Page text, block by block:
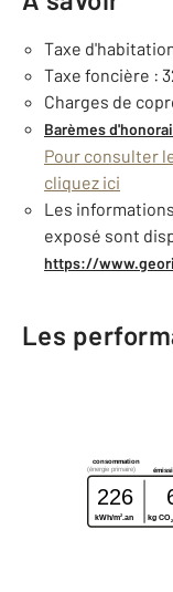
Taxe
Taxe foncière :
Charges de
Barèmes
Pour consulter
cliquez ici
Les
exposé sont
https://
Les
consommation
(énergie primaire)
226
kWh/m2.an kg CO2